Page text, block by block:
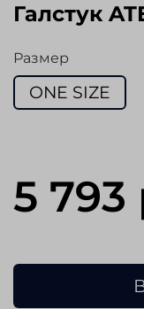
Галстук
Размер
ONE SIZE
5 793